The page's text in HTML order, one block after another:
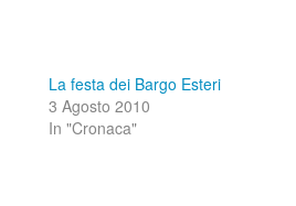
La festa dei Bargo Esteri
3 Agosto 2010
In "Cronaca"